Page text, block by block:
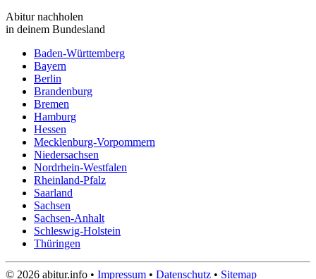
Abitur nachholen
in deinem Bundesland
Baden-Württemberg
Bayern
Berlin
Brandenburg
Bremen
Hamburg
Hessen
Mecklenburg-Vorpommern
Niedersachsen
Nordrhein-Westfalen
Rheinland-Pfalz
Saarland
Sachsen
Sachsen-Anhalt
Schleswig-Holstein
Thüringen
© 2026 abitur.info • Impressum • Datenschutz • Sitemap